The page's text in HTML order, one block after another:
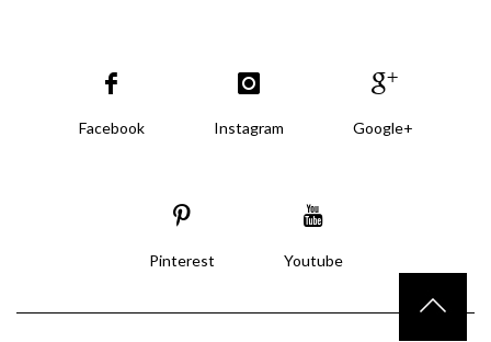
Facebook Instagram Google+
Pinterest Youtube